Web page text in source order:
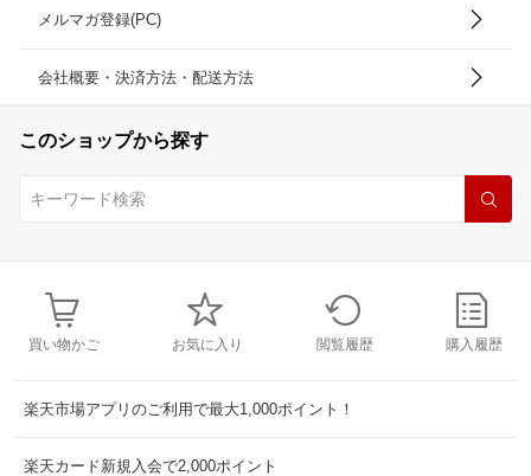
メルマガ登録(PC)
会社概要・決済方法・配送方法
このショップから探す
買い物かご お気に入り 閲覧履歴 購入履歴
楽天市場アプリのご利用で最大1,000ポイント！
楽天カード新規入会で2,000ポイント